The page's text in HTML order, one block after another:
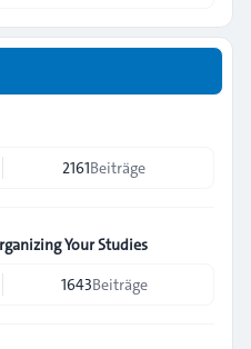
2161Beiträge
Your Studies
1643Beiträge